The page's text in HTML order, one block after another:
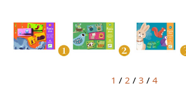
1 / 2 / 3 / 4